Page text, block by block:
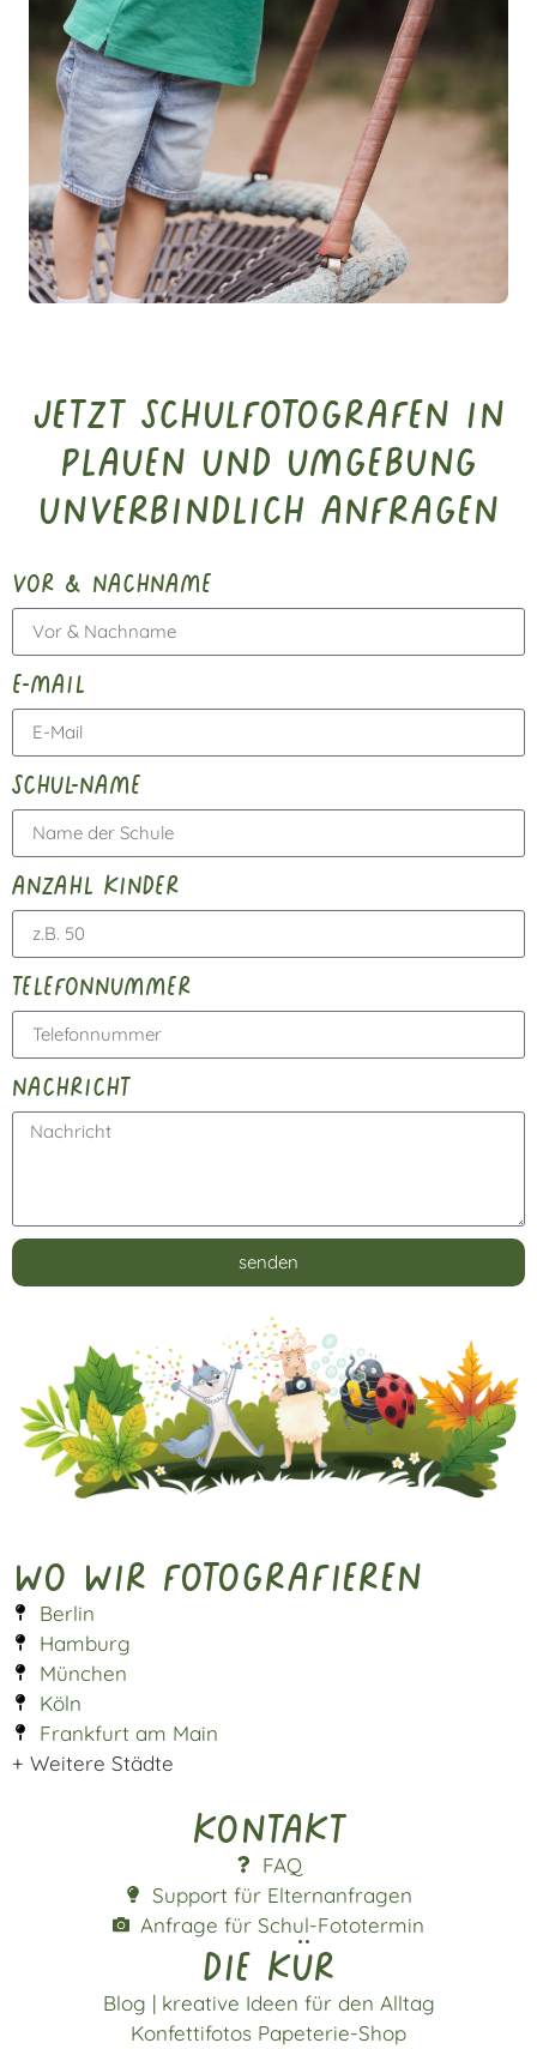
Jetzt Schulfotografen in
Plauen und Umgebung
unverbindlich anfragen
vor & nachname
e-mail
schul-name
anzahl kinder
telefonnummer
nachricht
senden
Wo wir fotografieren
Berlin
Hamburg
München
Köln
Frankfurt am Main
+ Weitere Städte
Kontakt
FAQ
Support für Elternanfragen
Anfrage für Schul-Fototermin
die kür
Blog | kreative Ideen für den Alltag
Konfettifotos Papeterie-Shop